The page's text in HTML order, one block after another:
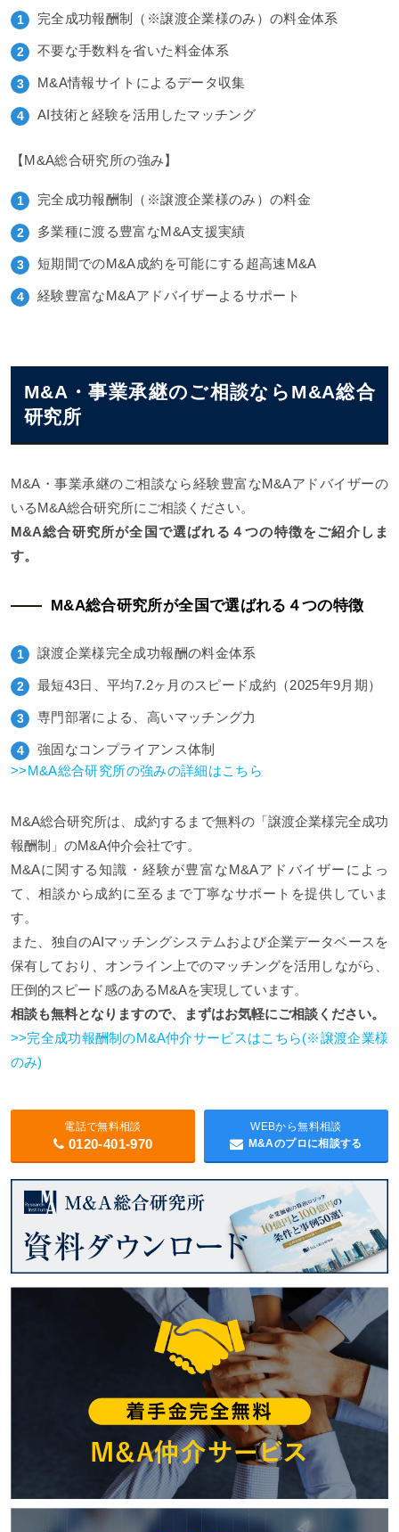
完全成功報酬制（※譲渡企業様のみ）の料金体系
不要な手数料を省いた料金体系
M&A情報サイトによるデータ収集
AI技術と経験を活用したマッチング
【M&A総合研究所の強み】
完全成功報酬制（※譲渡企業様のみ）の料金
多業種に渡る豊富なM&A支援実績
短期間でのM&A成約を可能にする超高速M&A
経験豊富なM&Aアドバイザーよるサポート
M&A・事業承継のご相談ならM&A総合
研究所
M&A・事業承継のご相談なら経験豊富なM&Aアドバイザーの
いるM&A総合研究所にご相談ください。
M&A総合研究所が全国で選ばれる４つの特徴をご紹介しま
す。
M&A総合研究所が全国で選ばれる４つの特徴
譲渡企業様完全成功報酬の料金体系
最短43日、平均7.2ヶ月のスピード成約（2025年9月期）
専門部署による、高いマッチング力
強固なコンプライアンス体制
>>M&A総合研究所の強みの詳細はこちら
M&A総合研究所は、成約するまで無料の「譲渡企業様完全成功
報酬制」のM&A仲介会社です。
M&Aに関する知識・経験が豊富なM&Aアドバイザーによっ
て、相談から成約に至るまで丁寧なサポートを提供していま
す。
また、独自のAIマッチングシステムおよび企業データベースを
保有しており、オンライン上でのマッチングを活用しながら、
圧倒的スピード感のあるM&Aを実現しています。
相談も無料となりますので、まずはお気軽にご相談ください。
>>完全成功報酬制のM&A仲介サービスはこちら(※譲渡企業様
のみ)
電話で無料相談
0120-401-970
WEBから無料相談
M&Aのプロに相談する